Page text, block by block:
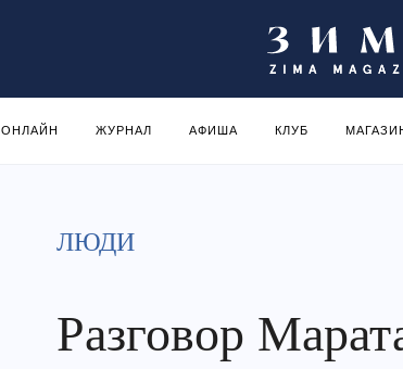
ОНЛАЙН ЖУРНАЛ АФИША КЛУБ
ЛЮДИ
Разговор